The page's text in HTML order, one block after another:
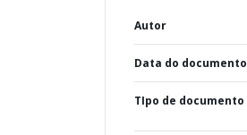
Autor
Data do documento
TIpo de documento